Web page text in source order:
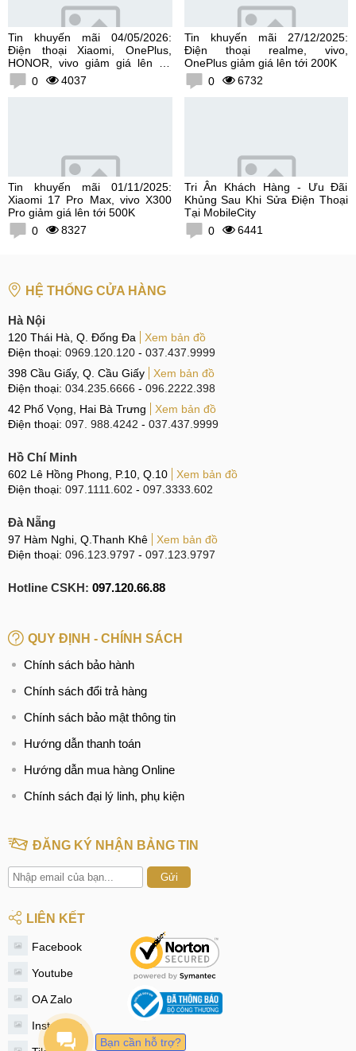
Tin khuyến mãi 04/05/2026:
Điện thoại Xiaomi, OnePlus,
HONOR, vivo giảm giá lên tới
300K0 4037
Tin khuyến mãi 27/12/2025:
Điện thoại realme, vivo,
OnePlus giảm giá lên tới 200K
0
6732
Tin khuyến mãi 01/11/2025:
Xiaomi 17 Pro Max, vivo X300
Pro giảm giá lên tới 500K
0
8327
Tri Ân Khách Hàng - Ưu Đãi
Khủng Sau Khi Sửa Điện Thoại
Tại MobileCity
0
6441
HỆ THỐNG CỬA HÀNG
Hà Nội
120 Thái Hà, Q. Đống Đa
Xem bản đồ
Điện thoại: 0969.120.120 - 037.437.9999
398 Cầu Giấy, Q. Cầu Giấy
Xem bản đồ
Điện thoại: 034.235.6666 - 096.2222.398
42 Phố Vọng, Hai Bà Trưng
Xem bản đồ
Điện thoại: 097. 988.4242 - 037.437.9999
Hồ Chí Minh
602 Lê Hồng Phong, P.10, Q.10
Xem bản đồ
Điện thoại: 097.1111.602 - 097.3333.602
Đà Nẵng
97 Hàm Nghi, Q.Thanh Khê
Xem bản đồ
Điện thoại: 096.123.9797 - 097.123.9797
Hotline CSKH: 097.120.66.88
QUY ĐỊNH - CHÍNH SÁCH
Chính sách bảo hành
Chính sách đổi trả hàng
Chính sách bảo mật thông tin
Hướng dẫn thanh toán
Hướng dẫn mua hàng Online
Chính sách đại lý linh, phụ kiện
ĐĂNG KÝ NHẬN BẢNG TIN
Gửi
LIÊN KẾT
Facebook
Youtube
OA Zalo
Instagram
Bạn cần hỗ trợ?